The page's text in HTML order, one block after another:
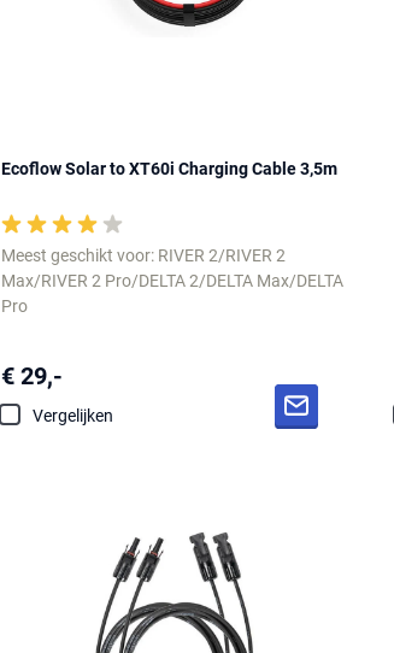
Ecoflow Solar to XT60i Charging Cable 3,5m
Meest geschikt voor: RIVER 2/RIVER 2
Max/RIVER 2 Pro/DELTA 2/DELTA Max/DELTA
Pro
€ 29,-
Vergelijken